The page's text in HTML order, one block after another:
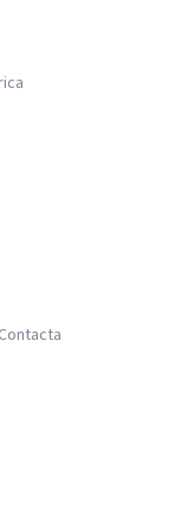
Contacta